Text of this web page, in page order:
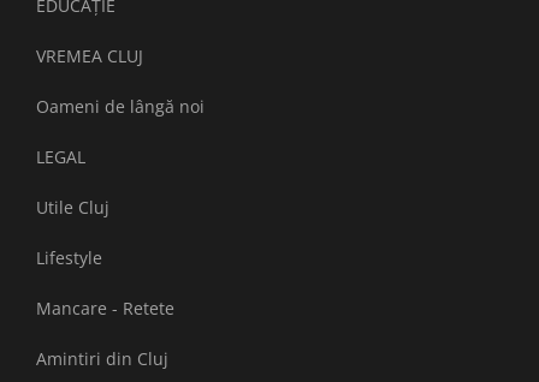
EDUCAȚIE
VREMEA CLUJ
Oameni de lângă noi
LEGAL
Utile Cluj
Lifestyle
Mancare - Retete
Amintiri din Cluj